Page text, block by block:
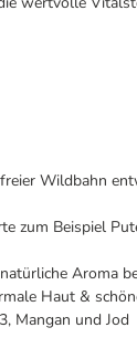
Wildbahn
zum Beispiel
Aroma
Haut &
Mangan und Jod